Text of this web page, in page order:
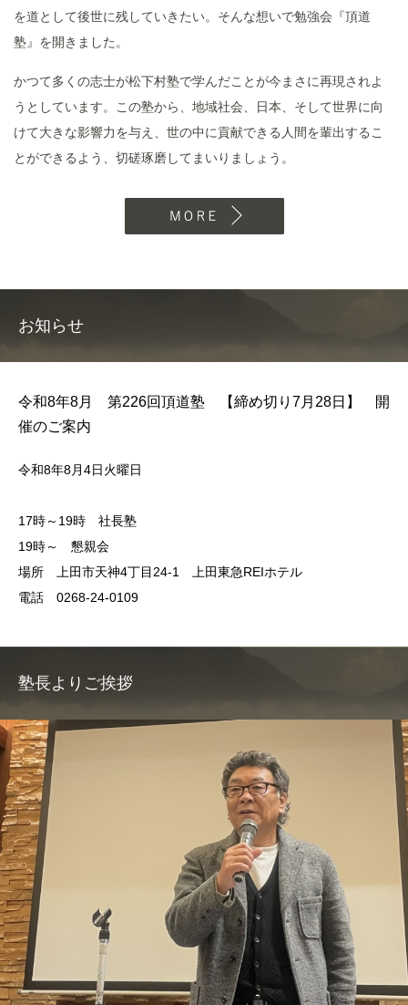
を道として後世に残していきたい。そんな想いで勉強会『頂道
塾』を開きました。
かつて多くの志士が松下村塾で学んだことが今まさに再現されよ
うとしています。この塾から、地域社会、日本、そして世界に向
けて大きな影響力を与え、世の中に貢献できる人間を輩出するこ
とができるよう、切磋琢磨してまいりましょう。
お知らせ
令和8年8月 第226回頂道塾 【締め切り7月28日】 開
催のご案内
令和8年8月4日火曜日
17時～19時 社長塾
19時～ 懇親会
場所 上田市天神4丁目24-1 上田東急REIホテル
電話 0268-24-0109
塾長よりご挨拶